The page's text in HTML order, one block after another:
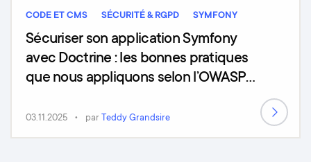
CODE ET CMS SÉCURITÉ & RGPD SYMFONY
Sécuriser son application Symfony
avec Doctrine : les bonnes pratiques
que nous appliquons selon l’OWASP
03.11.2025 par Teddy Grandsire